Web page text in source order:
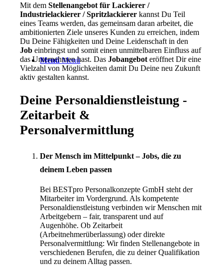
Menü Menü
Mit demStellenangebot für Lackierer /
Industrielackierer / Spritzlackierer kannst Du Teil
eines Teams werden, das gemeinsam daran arbeitet, die
ambitionierten Ziele unseres Kunden zu erreichen, indem
Du Deine Fähigkeiten und Deine Leidenschaft in den
Jobeinbringst und somit einen unmittelbaren Einfluss auf
das Unternehmen hast. DasJobangeboteröffnet Dir eine
Vielzahl von Möglichkeiten damit Du Deine neu Zukunft
aktiv gestalten kannst.
Deine Personaldienstleistung -
Zeitarbeit &
Personalvermittlung
Der Mensch im Mittelpunkt – Jobs, die zu
deinem Leben passen
Bei BESTpro Personalkonzepte GmbH steht der
Mitarbeiter im Vordergrund. Als kompetente
Personaldienstleistung verbinden wir Menschen mit
Arbeitgebern – fair, transparent und auf
Augenhöhe. Ob Zeitarbeit
(Arbeitnehmerüberlassung) oder direkte
Personalvermittlung: Wir finden Stellenangebote in
verschiedenen Berufen, die zu deiner Qualifikation
und zu deinem Alltag passen.